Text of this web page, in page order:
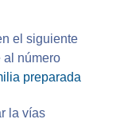
el siguiente
al número
preparada
la vías